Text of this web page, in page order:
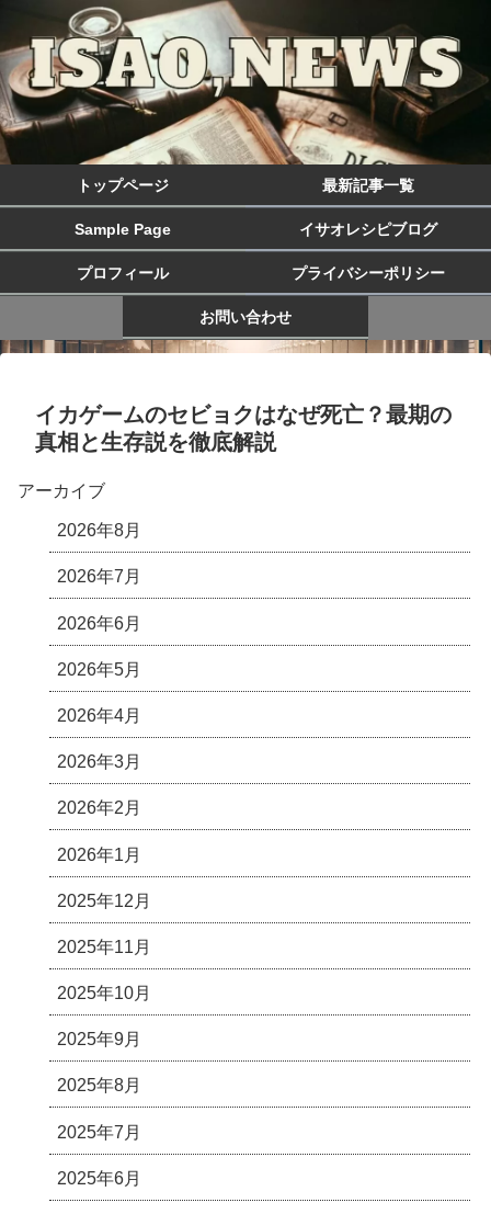
トップページ 最新記事一覧
Sample Page イサオレシピブログ
プロフィール プライバシーポリシー
お問い合わせ
イカゲームのセビョクはなぜ死亡？最期の
真相と生存説を徹底解説
アーカイブ
2026年8月
2026年7月
2026年6月
2026年5月
2026年4月
2026年3月
2026年2月
2026年1月
2025年12月
2025年11月
2025年10月
2025年9月
2025年8月
2025年7月
2025年6月